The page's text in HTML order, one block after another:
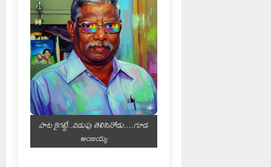
పాట కైగట్టే..వడుపు తెలిసినోడు....గూడ
అంజయ్య